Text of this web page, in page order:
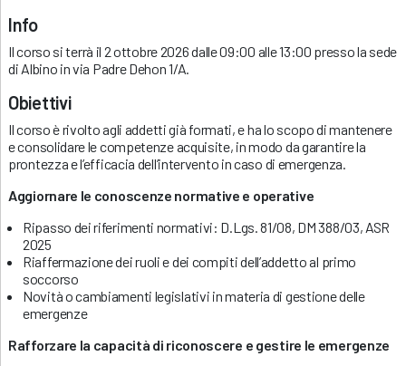
Info
Il corso si terrà il 2 ottobre 2026 dalle 09:00 alle 13:00 presso la sede
di Albino in via Padre Dehon 1/A.
Obiettivi
Il corso è rivolto agli addetti già formati, e ha lo scopo di mantenere
e consolidare le competenze acquisite, in modo da garantire la
prontezza e l’efficacia dell’intervento in caso di emergenza.
Aggiornare le conoscenze normative e operative
Ripasso dei riferimenti normativi: D.Lgs. 81/08, DM 388/03, ASR
2025
Riaffermazione dei ruoli e dei compiti dell’addetto al primo
soccorso
Novità o cambiamenti legislativi in materia di gestione delle
emergenze
Rafforzare la capacità di riconoscere e gestire le emergenze